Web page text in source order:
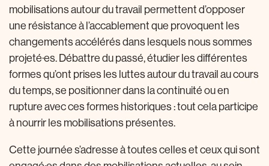
mobilisations autour du travail permettent d’opposer
une résistance à l’accablement que provoquent les
changements accélérés dans lesquels nous sommes
projeté·es. Débattre du passé, étudier les différentes
formes qu’ont prises les luttes autour du travail au cours
du temps, se positionner dans la continuité ou en
rupture avec ces formes historiques : tout cela participe
à nourrir les mobilisations présentes.
Cette journée s’adresse à toutes celles et ceux qui sont